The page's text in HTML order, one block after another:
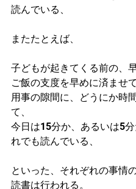
読んでいる、
またたとえば、
子どもが起きてくる前の、早
ご飯の支度を早めに済ませ
用事の隙間に、どうにか時
て、
今日は15分か、あるいは5
れでも読んでいる、
といった、それぞれの事情の
読書は行われる。